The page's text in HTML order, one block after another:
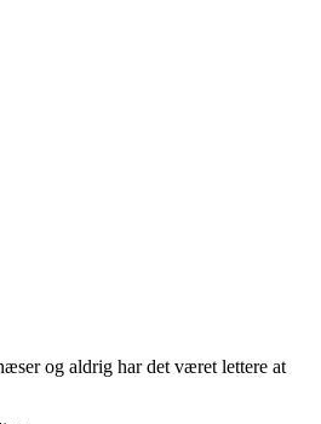
og aldrig har det været lettere at